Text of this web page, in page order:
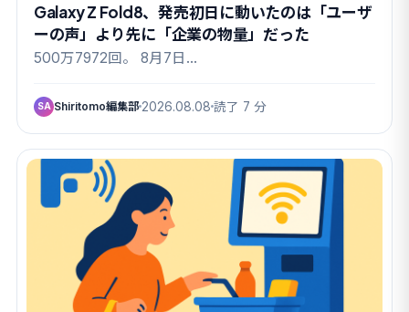
Galaxy Z Fold8、発売初日に動いたのは「ユーザ
ーの声」より先に「企業の物量」だった
500万7972回。 8月7日…
SA Shiritomo編集部 2026.08.08 読了 7 分